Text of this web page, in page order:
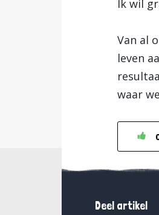
Ik wil
Van al
leven
waar
Deel artikel